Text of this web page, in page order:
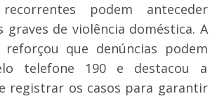
podem anteceder
graves de violência doméstica. A
que denúncias podem
telefone 190 e destacou a
registrar os casos para garantir